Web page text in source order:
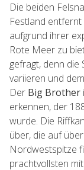
Die beiden
Festland
aufgrund ihrer
Rote Meer zu
gefragt, denn
variieren und
Der Big Brother
erkennen, der
wurde. Die
über, die auf
Nordwestspitze
prachtvollsten